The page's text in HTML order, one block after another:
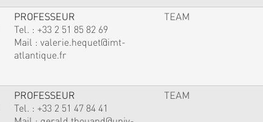
PROFESSEUR
Tel. : +33 2 51 85 82 69
Mail : valerie.hequet@imt-
atlantique.fr
TEAM
PROFESSEUR
Tel. : +33 2 51 47 84 41
TEAM